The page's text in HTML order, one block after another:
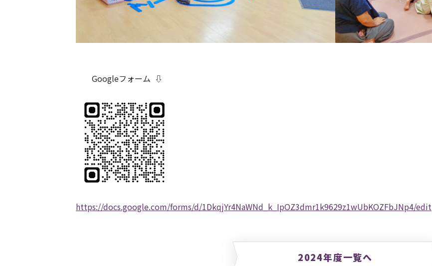
Googleフォーム ⇩
https://docs.google.com/forms/d/1DkqjYr4NaWNd_k_IpOZ3dmr1k9629z1wUbKOZFbJNp4/edit
2024年度一覧へ